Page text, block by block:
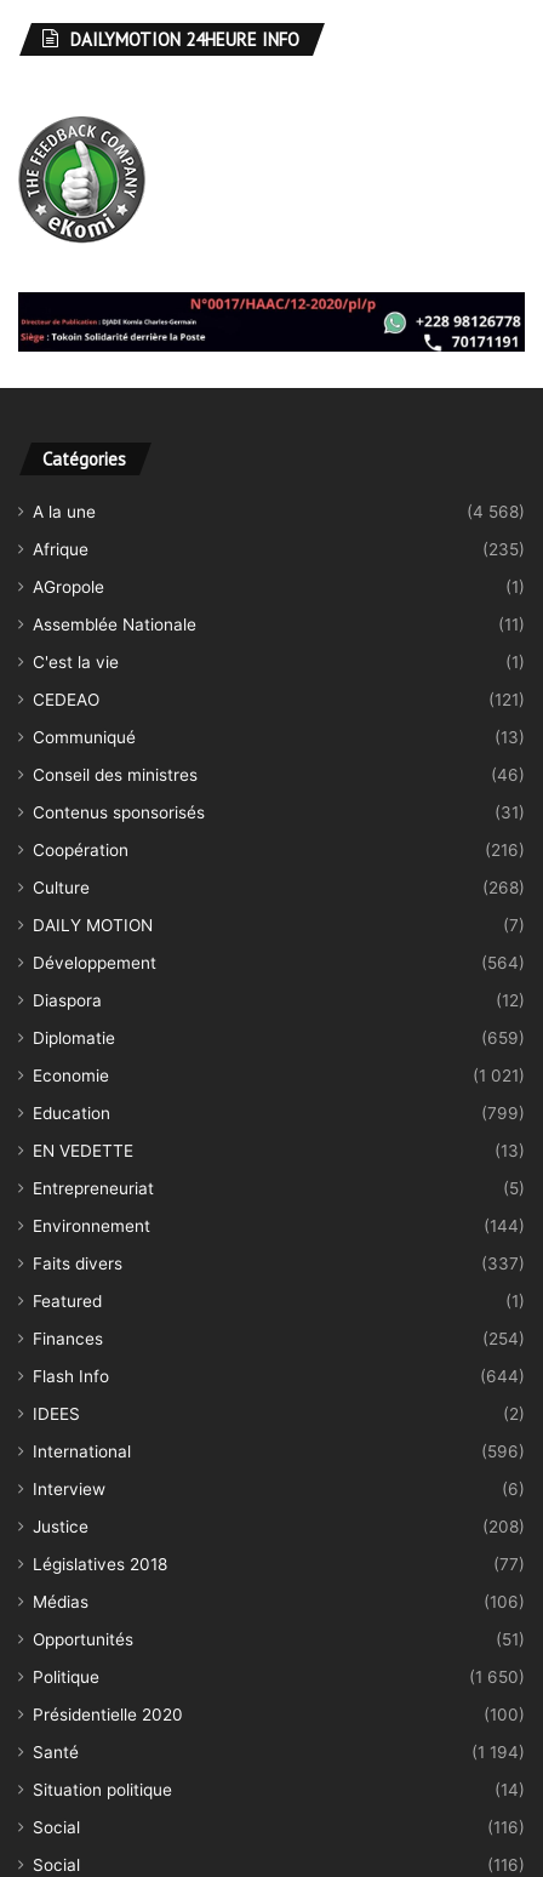
DAILYMOTION 24HEURE INFO
Catégories
A la une
(4 568)
Afrique
(235)
AGropole
(1)
Assemblée Nationale
(11)
C'est la vie
(1)
CEDEAO
(121)
Communiqué
(13)
Conseil des ministres
(46)
Contenus sponsorisés
(31)
Coopération
(216)
Culture
(268)
DAILY MOTION
(7)
Développement
(564)
Diaspora
(12)
Diplomatie
(659)
Economie
(1 021)
Education
(799)
EN VEDETTE
(13)
Entrepreneuriat
(5)
Environnement
(144)
Faits divers
(337)
Featured
(1)
Finances
(254)
Flash Info
(644)
IDEES
(2)
International
(596)
Interview
(6)
Justice
(208)
Législatives 2018
(77)
Médias
(106)
Opportunités
(51)
Politique
(1 650)
Présidentielle 2020
(100)
Santé
(1 194)
Situation politique
(14)
Social
(116)
Social
(116)